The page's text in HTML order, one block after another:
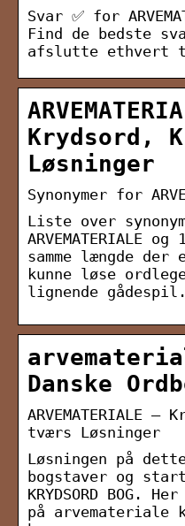
Svar ✅ for
Find de bedste
afslutte ethvert
Krydsord,
Løsninger
Synonymer for
Liste over
ARVEMATERIALE
samme længde
kunne løse
lignende gådespil.
Danske
ARVEMATERIALE
tværs Løsninger
Løsningen på
bogstaver og
KRYDSORD
på arvemateriale